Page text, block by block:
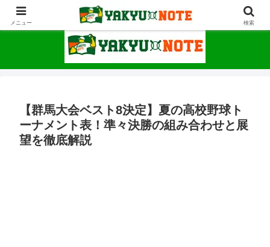
野球が上手くなるための情報サイト
【群馬大会ベスト8決定】夏の高校野球ト
ーナメント表！準々決勝の組み合わせと展
望を徹底解説
メニュー 検索